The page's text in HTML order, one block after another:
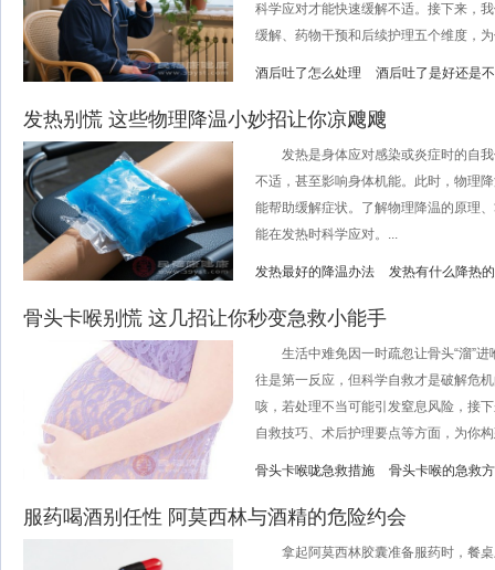
科学应对才能快速缓解不适。接下来，
缓解、药物干预和后续护理五个维度，
酒后吐了怎么处理 酒后吐了是好还是
发热别慌 这些物理降温小妙招让你凉飕飕
发热是身体应对感染或炎症时的自我
不适，甚至影响身体机能。此时，物理
能帮助缓解症状。了解物理降温的原理
能在发热时科学应对。...
发热最好的降温办法 发热有什么降热
骨头卡喉别慌 这几招让你秒变急救小能手
生活中难免因一时疏忽让骨头“溜”进
往是第一反应，但科学自救才是破解危
咳，若处理不当可能引发窒息风险，接
自救技巧、术后护理要点等方面，为你
骨头卡喉咙急救措施 骨头卡喉的急救
服药喝酒别任性 阿莫西林与酒精的危险约会
拿起阿莫西林胶囊准备服药时，餐